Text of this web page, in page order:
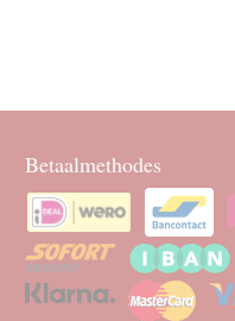
Betaalmethodes